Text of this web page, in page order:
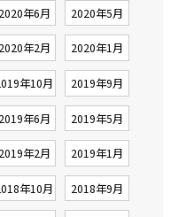
2020年6月 2020年5月
2020年2月 2020年1月
年10月 2019年9月
2019年6月 2019年5月
2019年2月 2019年1月
年10月 2018年9月